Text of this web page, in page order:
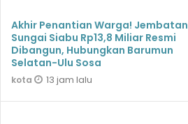
Akhir Penantian Warga! Jembatan
Sungai Siabu Rp13,8 Miliar Resmi
Dibangun, Hubungkan Barumun
Selatan-Ulu Sosa
kota 13 jam lalu